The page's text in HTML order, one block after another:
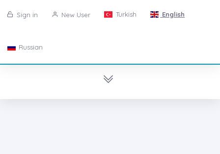
Sign in New User Turkish English
Russian